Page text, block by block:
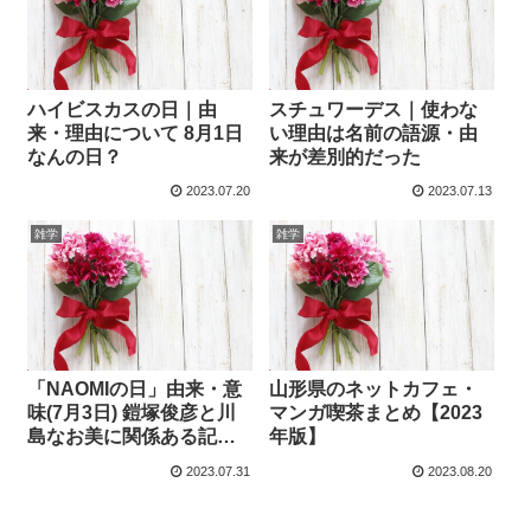
ハイビスカスの日｜由
来・理由について 8月1日
なんの日？
2023.07.20
スチュワーデス｜使わな
い理由は名前の語源・由
来が差別的だった
2023.07.13
雑学
「NAOMIの日」由来・意
味(7月3日) 鎧塚俊彦と川
島なお美に関係ある記念
2023.07.31
雑学
山形県のネットカフェ・
マンガ喫茶まとめ【2023
年版】
2023.08.20